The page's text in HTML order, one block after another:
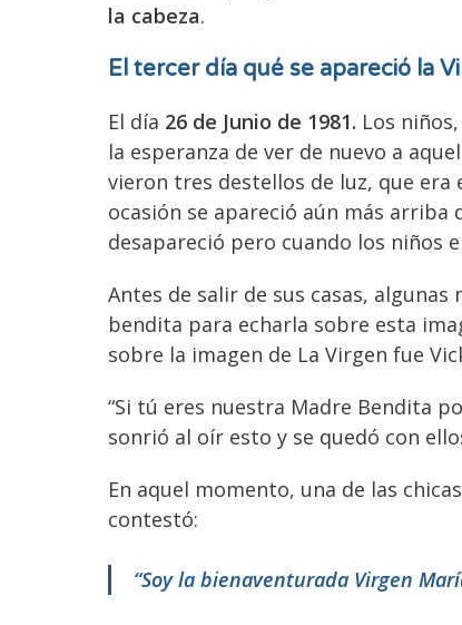
la cabeza.
El tercer día qué se apareció la
El día 26 de Junio de 1981. Los
la esperanza de ver de nuevo a
vieron tres destellos de luz, que era
ocasión se apareció aún más
desapareció pero cuando los niños
Antes de salir de sus casas,
bendita para echarla sobre esta
sobre la imagen de La Virgen fue
“Si tú eres nuestra Madre Bendita
sonrió al oír esto y se quedó con
En aquel momento, una de las
contestó:
“Soy la bienaventurada Virgen